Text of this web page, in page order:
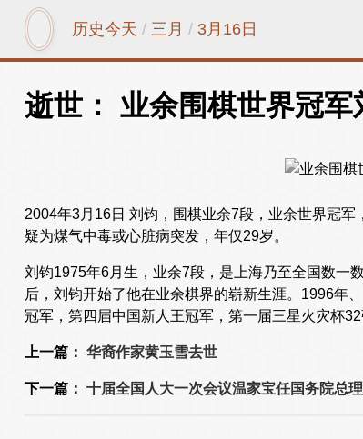
历史今天 / 三月 / 3月16日
逝世： 业余围棋世界冠军
2004年3月16日 刘钧，围棋业余7段，业余世界冠
疑为煤气中毒或心脏病突发，年仅29岁。
刘钧1975年6月生，业余7段，是上海乃至全国数一
后，刘钧开始了他在业余棋界的崭新生涯。1996年
冠军，第四届中国新人王冠军，第一届三星火灾杯
上一篇： 华裔作家黄玉雪去世
下一篇： 十届全国人大一次会议温家宝任国务院总理